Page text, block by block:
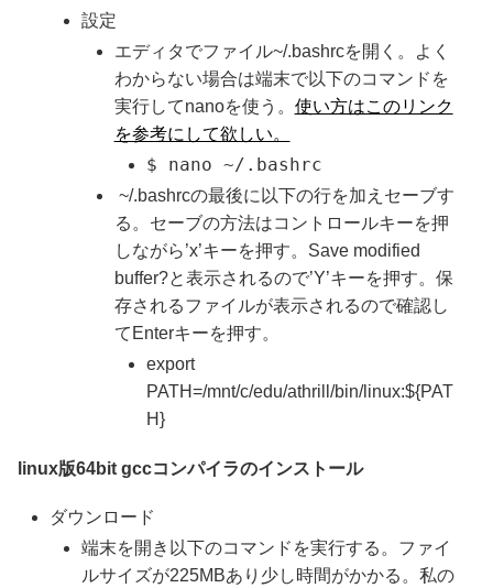
設定
エディタでファイル~/.bashrcを開く。よく
わからない場合は端末で以下のコマンドを
実行してnanoを使う。 使い方はこのリンク
を参考にして欲しい。
$ nano ~/.bashrc
~/.bashrcの最後に以下の行を加えセーブす
る。セーブの方法はコントロールキーを押
しながら’x’キーを押す。Save modified
buffer?と表示されるので’Y’キーを押す。保
存されるファイルが表示されるので確認し
てEnterキーを押す。
export
PATH=/mnt/c/edu/athrill/bin/linux:${PAT
H}
linux版64bit gccコンパイラのインストール
ダウンロード
端末を開き以下のコマンドを実行する。ファイ
ルサイズが225MBあり少し時間がかかる。私の